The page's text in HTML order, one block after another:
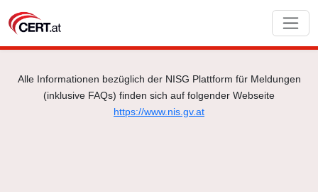
Alle Informationen bezüglich der NISG Plattform für Meldungen
(inklusive FAQs) finden sich auf folgender Webseite
https://www.nis.gv.at